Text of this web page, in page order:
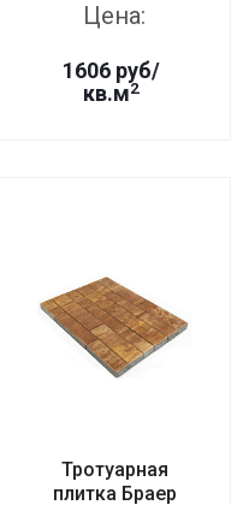
Цена:
1606 руб/
кв.м2
Тротуарная
плитка Браер